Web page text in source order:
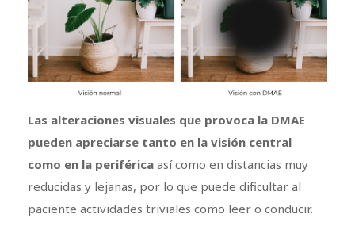
Las alteraciones visuales que provoca la DMAE
pueden apreciarse tanto en la visión central
como en la periférica así como en distancias muy
reducidas y lejanas, por lo que puede dificultar al
paciente actividades triviales como leer o conducir.